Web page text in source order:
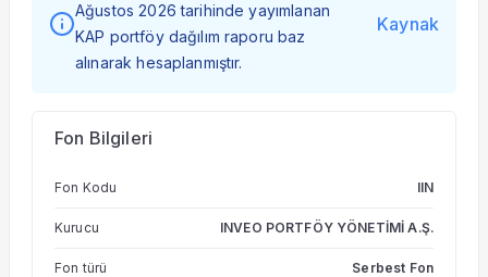
Ağustos 2026 tarihinde yayımlanan
KAP portföy dağılım raporu baz
alınarak hesaplanmıştır.
Kaynak
Fon Bilgileri
Fon Kodu IIN
Kurucu INVEO PORTFÖY YÖNETİMİ A.Ş.
Fon türü Serbest Fon